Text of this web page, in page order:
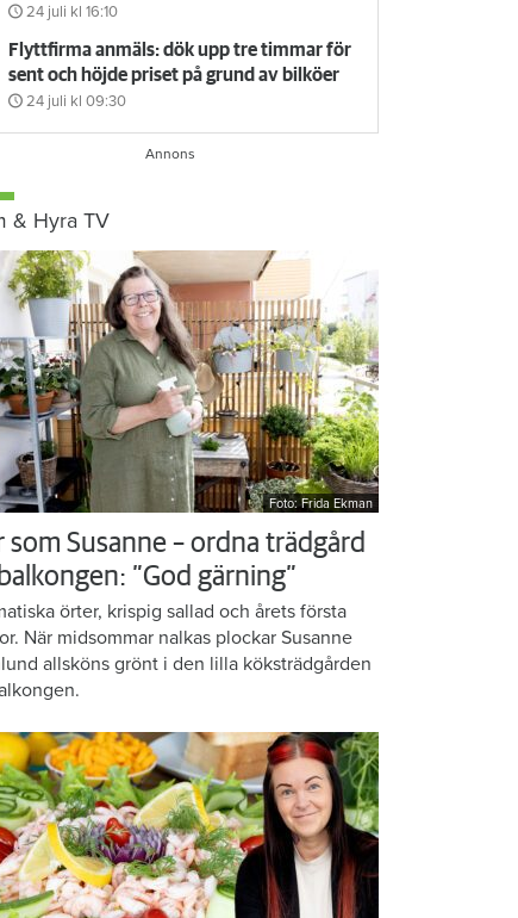
24 juli kl 16:10
Flyttfirma anmäls: dök upp tre timmar för
sent och höjde priset på grund av bilköer
24 juli kl 09:30
& Hyra TV
Foto: Frida Ekman
som Susanne – ordna trädgård
”God gärning”
örter, krispig sallad och årets första
När midsommar nalkas plockar Susanne
allsköns grönt i den lilla köksträdgården